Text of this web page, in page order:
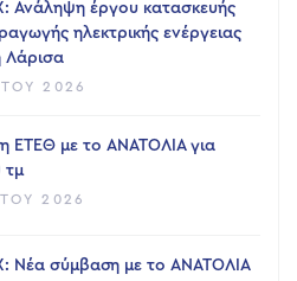
Ανάληψη έργου κατασκευής
ηλεκτρικής ενέργειας
Λάρισα
2026
ΕΤΕΘ με το ΑΝΑΤΟΛΙΑ για
τμ
2026
Νέα σύμβαση με το ΑΝΑΤΟΛΙΑ